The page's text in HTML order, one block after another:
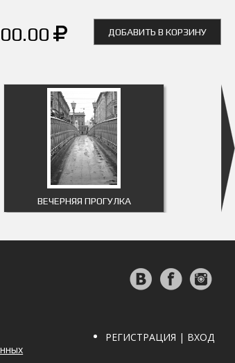
ДОБАВИТЬ В КОРЗИНУ
ВЕЧЕРНЯЯ ПРОГУЛКА
РЕГИСТРАЦИЯ | ВХОД